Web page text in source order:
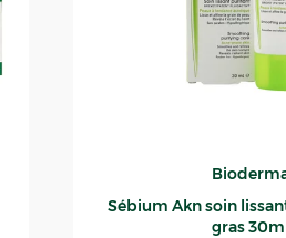
Sébium Akn soin lissant
gras